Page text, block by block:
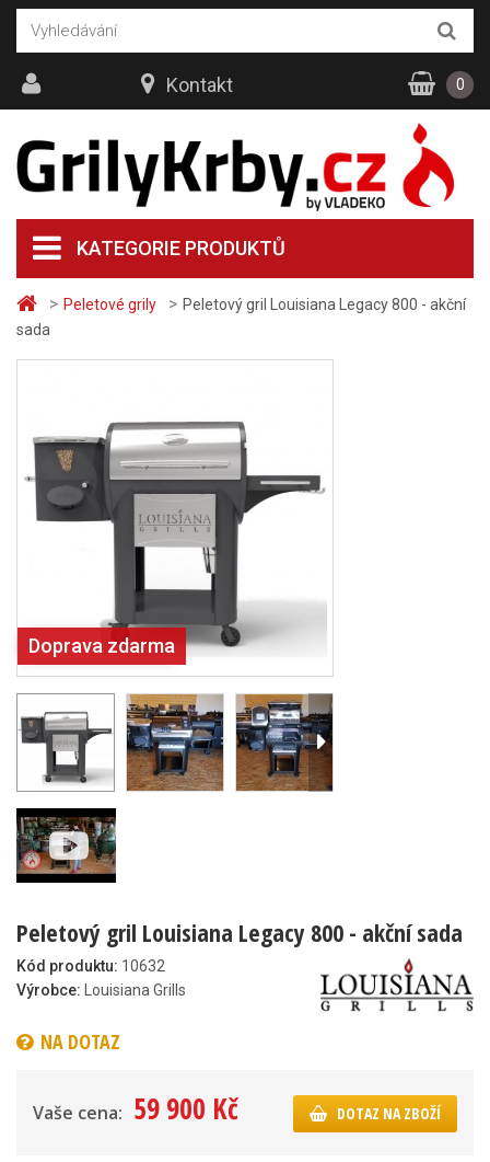
> Peletové grily > Peletový gril Louisiana Legacy 800 - akční
sada
Doprava zdarma
Peletový gril Louisiana Legacy 800 - akční sada
Kód produktu: 10632
Výrobce:
Louisiana Grills
NA DOTAZ
Vaše cena: 59 900 Kč DOTAZ NA ZBOŽÍ
KATEGORIE PRODUKTŮ
Kontakt 0